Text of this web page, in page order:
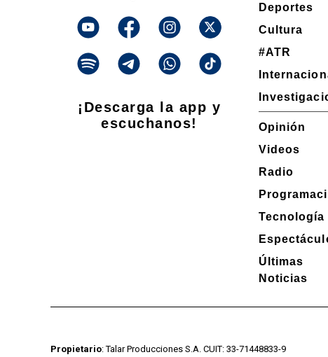
¡Descarga la app y
escuchanos!
Deportes
Cultura
#ATR
Opinión
Videos
Radio
Tecnología
Últimas
Noticias
Propietario: Talar Producciones S.A. CUIT: 33-71448833-9